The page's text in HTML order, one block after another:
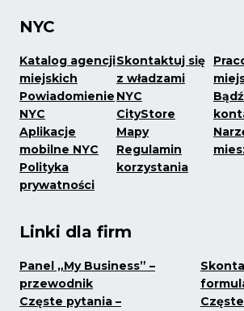
NYC
Katalog agencji
miejskich
Powiadomienie
NYC
Aplikacje
mobilne NYC
Polityka
prywatności
Skontaktuj się
z władzami
NYC
CityStore
Mapy
Regulamin
korzystania
Linki dla firm
Panel „My Business” –
przewodnik
Częste pytania –